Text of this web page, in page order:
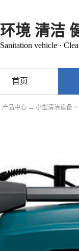
环境 清洁
Sanitation vehicle ·
首页
产品中心 → 小型清洁设备 >